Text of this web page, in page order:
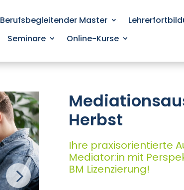
Berufsbegleitender Master
Seminare Online-Kurse
Herbst
Ihre praxisorientierte
Mediator:in mit
BM Lizenzierung!